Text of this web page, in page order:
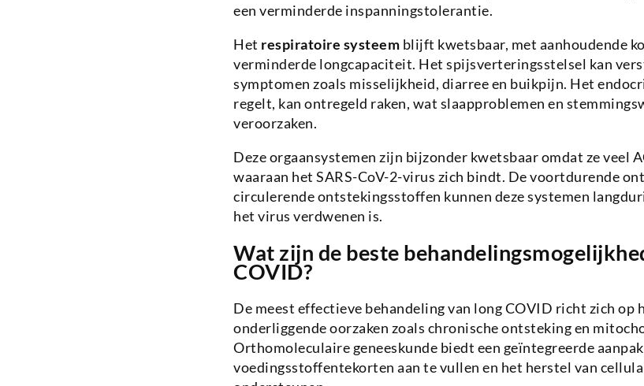
een verminderde inspanningstolerantie.
Het respiratoire systeem blijft kwetsbaar, met aanhoudende
verminderde longcapaciteit. Het spijsverteringsstelsel kan
symptomen zoals misselijkheid, diarree en buikpijn. Het
regelt, kan ontregeld raken, wat slaapproblemen en
veroorzaken.
Deze orgaansystemen zijn bijzonder kwetsbaar omdat ze veel
waaraan het SARS-CoV-2-virus zich bindt. De voortdurende
circulerende ontstekingsstoffen kunnen deze systemen
het virus verdwenen is.
Wat zijn de beste
COVID?
De meest effectieve behandeling van long COVID richt zich op
onderliggende oorzaken zoals chronische ontsteking en
Orthomoleculaire geneeskunde biedt een geïntegreerde
voedingsstoffentekorten aan te vullen en het herstel van